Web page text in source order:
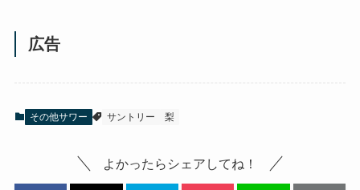
広告
その他サワー サントリー 梨
よかったらシェアしてね！